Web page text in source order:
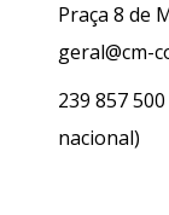
Praça 8 de
geral@cm-
239 857 500
nacional)